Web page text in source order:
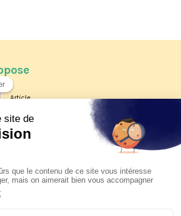
Article
Les reportages d'été 2026 de KTO
La visite pastorale du pape Léon
XIV à Assise à suivre sur KTO le
jeudi 6 août